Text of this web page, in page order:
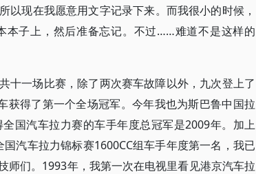
现在我愿意用文字记录下来。而我很小的时候，
本子上，然后准备忘记。不过……难道不是这样的
十一场比赛，除了两次赛车故障以外，九次登上了
得了第一个全场冠军。今年我也为斯巴鲁中国拉
国汽车拉力赛的车手年度总冠军是2009年。加上
汽车拉力锦标赛1600CC组车手年度第一名，我已
师们。1993年，我第一次在电视里看见港京汽车拉